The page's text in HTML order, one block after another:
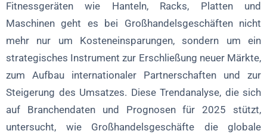
Wie unterstützen digitale Plattformen Großhandelsgeschäfte?
Kann der Großhandel auch nachhaltige Ausrüstung anbieten?
Welche Risiken birgt die globale Expansion des Großhandels?
Fitnessgeräten wie Hanteln, Racks, Platten und
Maschinen geht es bei Großhandelsgeschäften nicht
mehr nur um Kosteneinsparungen, sondern um ein
strategisches Instrument zur Erschließung neuer Märkte,
zum Aufbau internationaler Partnerschaften und zur
Steigerung des Umsatzes. Diese Trendanalyse, die sich
auf Branchendaten und Prognosen für 2025 stützt,
untersucht, wie Großhandelsgeschäfte die globale